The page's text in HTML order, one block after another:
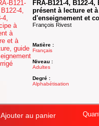
FRA-B121-4, B122-
présent à lecture et
d'enseignement et
François Rivest
Matière :
Français
Niveau :
Adultes
Degré :
Alphabétisation
Ajouter au panier